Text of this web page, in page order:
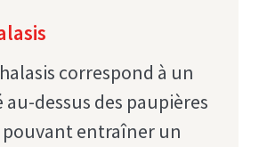
correspond à un
au-dessus des paupières
entraîner un